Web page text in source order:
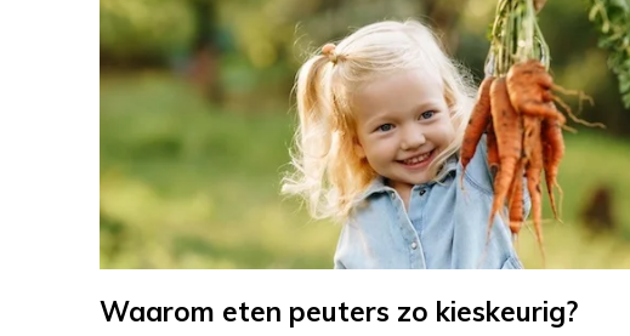
Waarom eten peuters zo kieskeurig?